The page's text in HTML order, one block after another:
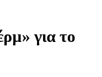
για το